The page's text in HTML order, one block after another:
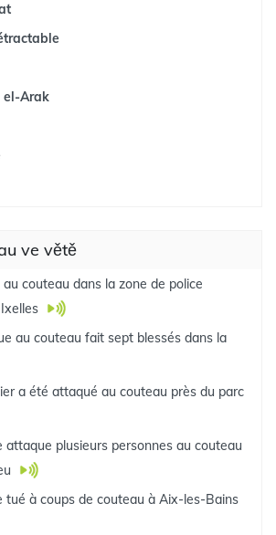
el-Arak
ve větě
couteau dans la zone de police
au couteau fait sept blessés dans la
a été attaqué au couteau près du parc
attaque plusieurs personnes au couteau
tué à coups de couteau à Aix-les-Bains